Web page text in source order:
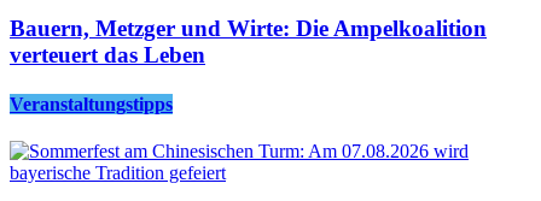
Bauern, Metzger und Wirte: Die Ampelkoalition
verteuert das Leben
Veranstaltungstipps